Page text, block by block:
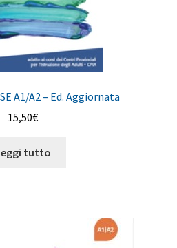
A1/A2 – Ed. Aggiornata
15,50€
tutto